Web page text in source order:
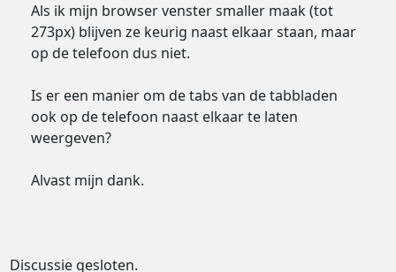
Als ik mijn browser venster smaller maak (tot
273px) blijven ze keurig naast elkaar staan, maar
op de telefoon dus niet.
Is er een manier om de tabs van de tabbladen
ook op de telefoon naast elkaar te laten
weergeven?
Alvast mijn dank.
Discussie gesloten.